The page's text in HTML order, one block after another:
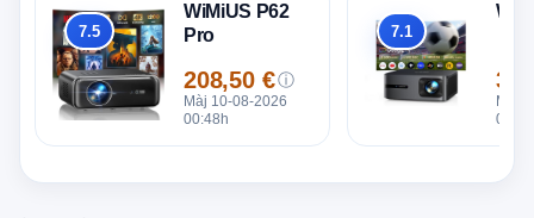
Global
7.5
WiMiUS P62
Pro
Prix
208,50 € ⓘ
Màj 10-08-2026
00:48h
Global
7.1
Prix
Màj